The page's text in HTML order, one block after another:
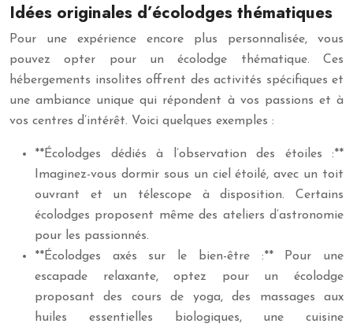
Idées originales d’écolodges thématiques
Pour une expérience encore plus personnalisée, vous
pouvez opter pour un écolodge thématique. Ces
hébergements insolites offrent des activités spécifiques et
une ambiance unique qui répondent à vos passions et à
vos centres d’intérêt. Voici quelques exemples :
**Écolodges dédiés à l’observation des étoiles :**
Imaginez-vous dormir sous un ciel étoilé, avec un toit
ouvrant et un télescope à disposition. Certains
écolodges proposent même des ateliers d’astronomie
pour les passionnés.
**Écolodges axés sur le bien-être :** Pour une
escapade relaxante, optez pour un écolodge
proposant des cours de yoga, des massages aux
huiles essentielles biologiques, une cuisine